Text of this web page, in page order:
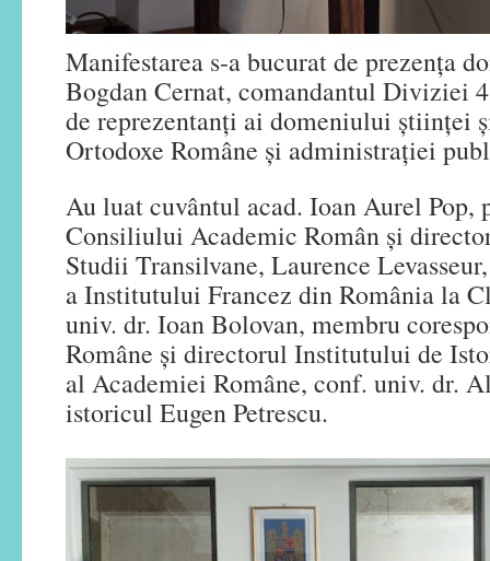
Manifestarea s-a bucurat de prezența
Bogdan Cernat, comandantul Diviziei
de reprezentanți ai domeniului
Ortodoxe Române și administrației
Au luat cuvântul acad. Ioan Aurel Pop,
Consiliului Academic Român și
Studii Transilvane, Laurence
a Institutului Francez din România la
univ. dr. Ioan Bolovan, membru
Române și directorul Institutului de
al Academiei Române, conf. univ. dr.
istoricul Eugen Petrescu.